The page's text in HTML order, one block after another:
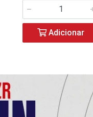
Adicionar